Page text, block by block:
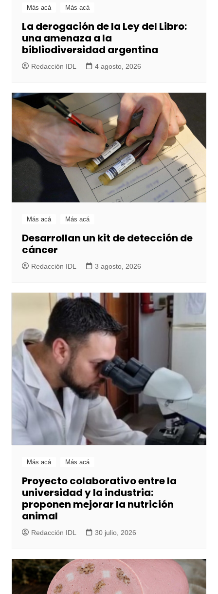
Más acá Más acá
La derogación de la Ley del Libro:
una amenaza a la
bibliodiversidad argentina
Redacción IDL 4 agosto, 2026
Más acá Más acá
Desarrollan un kit de detección de
cáncer
Redacción IDL 3 agosto, 2026
Más acá Más acá
Proyecto colaborativo entre la
universidad y la industria:
proponen mejorar la nutrición
animal
Redacción IDL 30 julio, 2026